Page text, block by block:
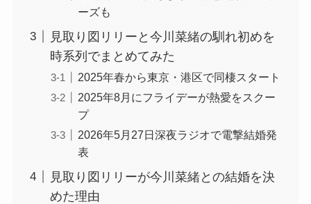
ーズも
見取り図リリーと今川菜緒の馴れ初めを
時系列でまとめてみた
2025年春から東京・港区で同棲スタート
2025年8月にフライデーが熱愛をスクー
プ
2026年5月27日深夜ラジオで電撃結婚発
表
見取り図リリーが今川菜緒との結婚を決
めた理由